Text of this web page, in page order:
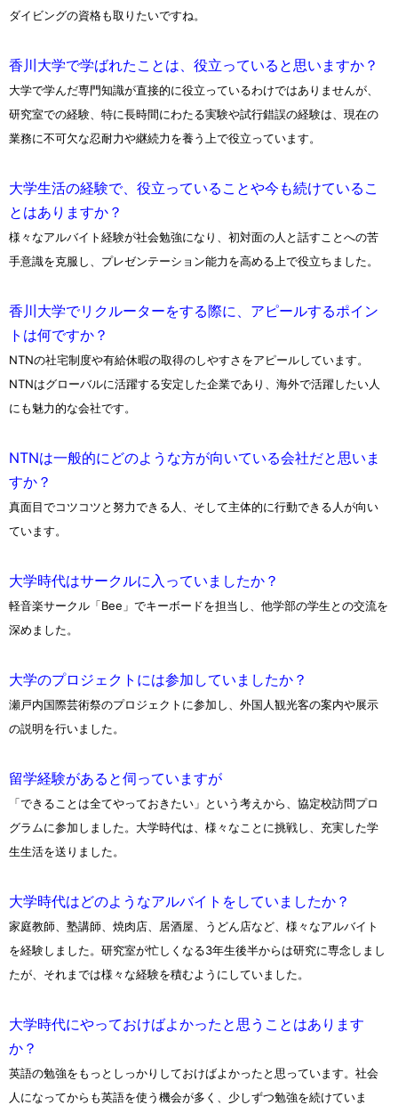
ダイビングの資格も取りたいですね。
香川大学で学ばれたことは、役立っていると思いますか？
大学で学んだ専門知識が直接的に役立っているわけではありませんが、
研究室での経験、特に長時間にわたる実験や試行錯誤の経験は、現在の
業務に不可欠な忍耐力や継続力を養う上で役立っています。
大学生活の経験で、役立っていることや今も続けているこ
とはありますか？
様々なアルバイト経験が社会勉強になり、初対面の人と話すことへの苦
手意識を克服し、プレゼンテーション能力を高める上で役立ちました。
香川大学でリクルーターをする際に、アピールするポイン
トは何ですか？
NTNの社宅制度や有給休暇の取得のしやすさをアピールしています。
NTNはグローバルに活躍する安定した企業であり、海外で活躍したい人
にも魅力的な会社です。
NTNは一般的にどのような方が向いている会社だと思いま
すか？
真面目でコツコツと努力できる人、そして主体的に行動できる人が向い
ています。
大学時代はサークルに入っていましたか？
軽音楽サークル「Bee」でキーボードを担当し、他学部の学生との交流を
深めました。
大学のプロジェクトには参加していましたか？
瀬戸内国際芸術祭のプロジェクトに参加し、外国人観光客の案内や展示
の説明を行いました。
留学経験があると伺っていますが
「できることは全てやっておきたい」という考えから、協定校訪問プロ
グラムに参加しました。大学時代は、様々なことに挑戦し、充実した学
生生活を送りました。
大学時代はどのようなアルバイトをしていましたか？
家庭教師、塾講師、焼肉店、居酒屋、うどん店など、様々なアルバイト
を経験しました。研究室が忙しくなる3年生後半からは研究に専念しまし
たが、それまでは様々な経験を積むようにしていました。
大学時代にやっておけばよかったと思うことはあります
か？
英語の勉強をもっとしっかりしておけばよかったと思っています。社会
人になってからも英語を使う機会が多く、少しずつ勉強を続けていま